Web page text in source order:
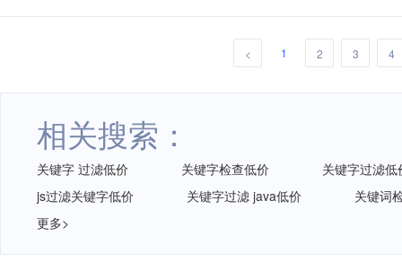
< 1 2 3 4
相关搜索：
关键字 过滤低价 关键字检查低价
关键字过滤低
js过滤关键字低价
关键字过滤 java低价
关键词
更多>